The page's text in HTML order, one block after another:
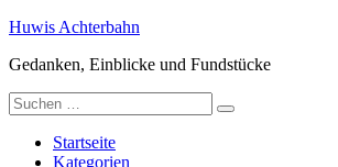
Zum
springen
Huwis Achterbahn
Gedanken, Einblicke und Fundstücke
Suche
nach:
Startseite
Kategorien